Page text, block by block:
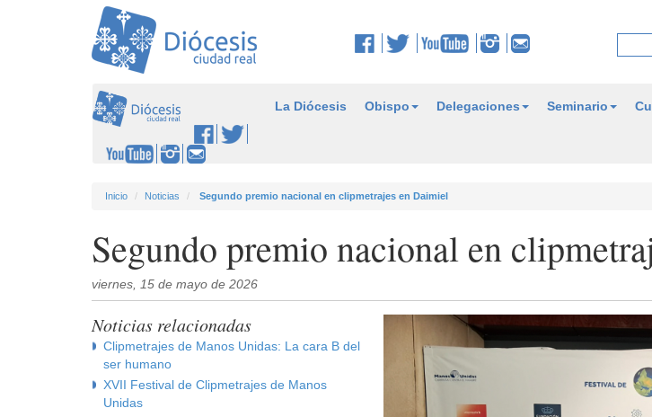
La Diócesis Obispo Delegaciones Seminario
Inicio Noticias Segundo premio nacional en clipmetrajes en Daimiel
Segundo premio nacional en
viernes, 15 de mayo de 2026
Noticias relacionadas
Clipmetrajes de Manos Unidas: La cara B del
ser humano
XVII Festival de Clipmetrajes de Manos
Unidas